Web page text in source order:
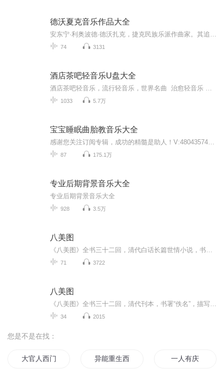
德沃夏克音乐作品大全
74 3131
酒店茶吧轻音乐U盘大全
1033 5.7万
宝宝睡眠曲胎教音乐大全
87 175.1万
专业后期背景音乐大全
专业后期背景音乐大全
928 3.5万
八美图
71 3722
八美图
34 2015
您是不是在找：
大官人西门庆 异能重生西门庆 一人有庆